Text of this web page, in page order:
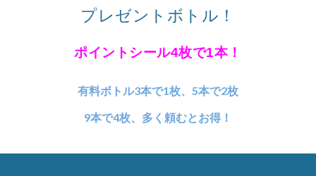
プレゼントボトル！
ポイントシール4枚で1本！
有料ボトル3本で1枚、5本で2枚
9本で4枚、多く頼むとお得！